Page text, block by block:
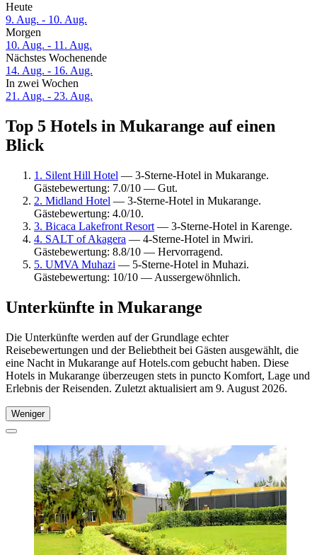
Heute
9. Aug. - 10. Aug.
Morgen
10. Aug. - 11. Aug.
Nächstes Wochenende
14. Aug. - 16. Aug.
In zwei Wochen
21. Aug. - 23. Aug.
Top 5 Hotels in Mukarange auf einen
Blick
1. Silent Hill Hotel — 3-Sterne-Hotel in Mukarange.
Gästebewertung: 7.0/10 — Gut.
2. Midland Hotel — 3-Sterne-Hotel in Mukarange.
Gästebewertung: 4.0/10.
3. Bicaca Lakefront Resort — 3-Sterne-Hotel in Karenge.
4. SALT of Akagera — 4-Sterne-Hotel in Mwiri.
Gästebewertung: 8.8/10 — Hervorragend.
5. UMVA Muhazi — 5-Sterne-Hotel in Muhazi.
Gästebewertung: 10/10 — Aussergewöhnlich.
Unterkünfte in Mukarange
Die Unterkünfte werden auf der Grundlage echter
Reisebewertungen und der Beliebtheit bei Gästen ausgewählt, die
eine Nacht in Mukarange auf Hotels.com gebucht haben. Diese
Hotels in Mukarange überzeugen stets in puncto Komfort, Lage und
Erlebnis der Reisenden. Zuletzt aktualisiert am 9. August 2026.
Weniger